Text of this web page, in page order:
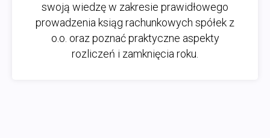
swoją wiedzę w zakresie prawidłowego
prowadzenia ksiąg rachunkowych spółek z
o.o. oraz poznać praktyczne aspekty
rozliczeń i zamknięcia roku.